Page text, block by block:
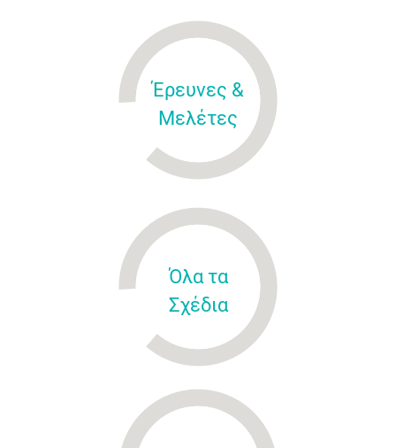
Έρευνες &
Μελέτες
Όλα τα
Σχέδια